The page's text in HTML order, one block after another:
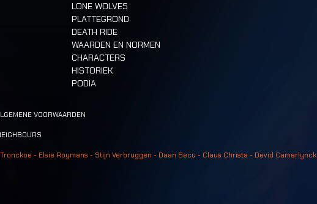
LONE WOLVES
PLATTEGROND
DEATH RIDE
WAARDEN EN NORMEN
CHARACTERS
HISTORIEK
PODIA
VOORWAARDEN
- Elsie Roymans - Stijn Verbruggen - Daan Becu - Claus Christa - Devid Camerlynck